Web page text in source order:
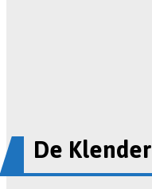
De Klender